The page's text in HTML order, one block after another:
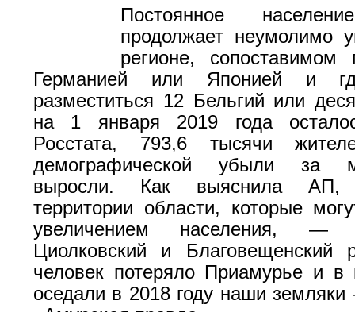
Постоянное
продолжает неумолимо
регионе,
Германией или Японией и
разместиться 12 Бельгий или
на 1 января 2019 года
Росстата, 793,6 тысячи
демографической убыли за
выросли. Как выяснила АП,
территории области, которые
увеличением населения, —
Циолковский и Благовещенский
человек потеряло Приамурье и в
оседали в 2018 году наши